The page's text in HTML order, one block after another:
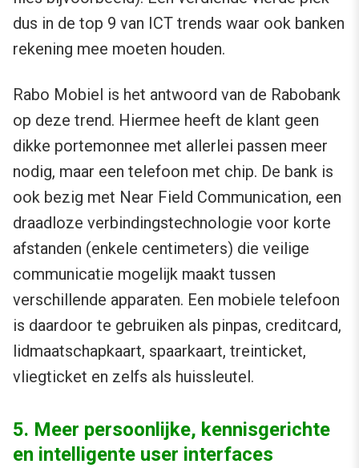
dus in de top 9 van ICT trends waar ook banken
rekening mee moeten houden.
Rabo Mobiel is het antwoord van de Rabobank
op deze trend. Hiermee heeft de klant geen
dikke portemonnee met allerlei passen meer
nodig, maar een telefoon met chip. De bank is
ook bezig met Near Field Communication, een
draadloze verbindingstechnologie voor korte
afstanden (enkele centimeters) die veilige
communicatie mogelijk maakt tussen
verschillende apparaten. Een mobiele telefoon
is daardoor te gebruiken als pinpas, creditcard,
lidmaatschapkaart, spaarkaart, treinticket,
vliegticket en zelfs als huissleutel.
5. Meer persoonlijke, kennisgerichte
en intelligente user interfaces